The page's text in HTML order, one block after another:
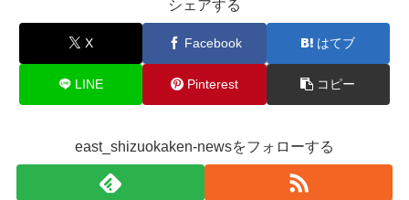
シェアする
X Facebook はてブ
LINE Pinterest コピー
east_shizuokaken-newsをフォローする